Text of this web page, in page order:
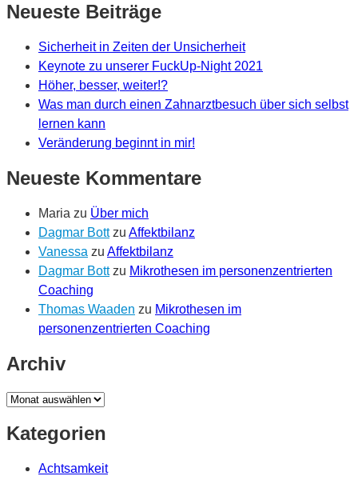
Neueste Beiträge
Sicherheit in Zeiten der Unsicherheit
Keynote zu unserer FuckUp-Night 2021
Höher, besser, weiter!?
Was man durch einen Zahnarztbesuch über sich selbst
lernen kann
Veränderung beginnt in mir!
Neueste Kommentare
Maria zu Über mich
Dagmar Bottzu Affektbilanz
Vanessa zu Affektbilanz
Dagmar Bottzu Mikrothesen im personenzentrierten
Coaching
Thomas Waaden zu Mikrothesen im
personenzentrierten Coaching
Archiv
Archiv
Kategorien
Achtsamkeit